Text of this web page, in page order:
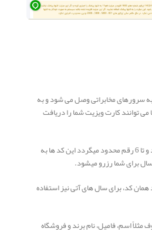
مخابراتی وصل می شود و به
توانند کارت ویزیت شما را دریافت
کدها از 1 رقم شروع میشود و تا 6 رقم محدود میگردد این کد ها به
کد، برای سال های آتی نیز استفاده
اسم، فامیل، نام برند و فروشگاه